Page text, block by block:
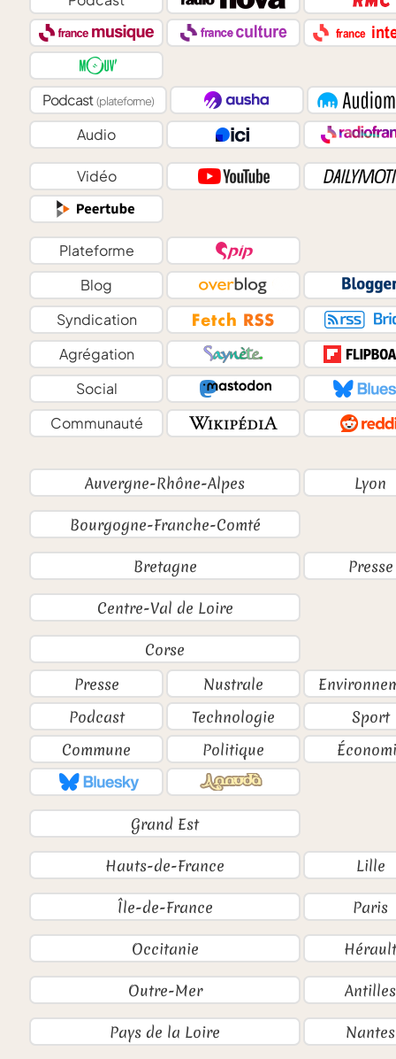
Podcast(plateforme)
Audio
Vidéo
Plateforme
Blog
Syndication
Agrégation
Social
Communauté
Auvergne-Rhône-Alpes Lyon
Bourgogne-Franche-Comté
Bretagne Presse
Centre-Val de Loire
Corse
Presse
Nustrale
Podcast
Technologie
Sport
Commune
Politique
Grand Est
Hauts-de-France Lille
Île-de-France Paris
Occitanie Hérault
Outre-Mer Antilles
Pays de la Loire Nantes